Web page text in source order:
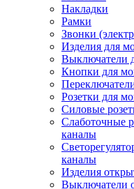
Накладки
Рамки
Звонки
Изделия для
Выключатели
Кнопки для
Розетки для
Силовые
Слаботочные
каналы
каналы
Изделия
Выключатели